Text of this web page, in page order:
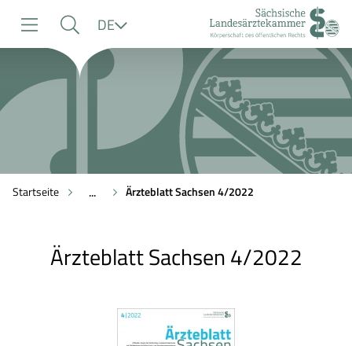
Navigation
Suche
Inhalt
DE
Startseite ... Ärzteblatt Sachsen 4/2022
Ärzteblatt Sachsen 4/2022